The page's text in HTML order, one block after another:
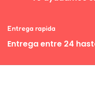
Entrega rapida
Entrega entre 24